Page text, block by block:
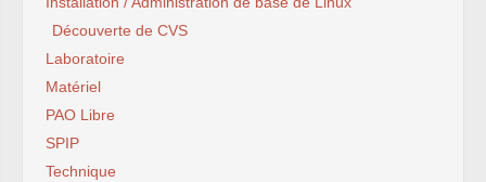
Découverte de CVS
Laboratoire
Matériel
PAO Libre
SPIP
Technique